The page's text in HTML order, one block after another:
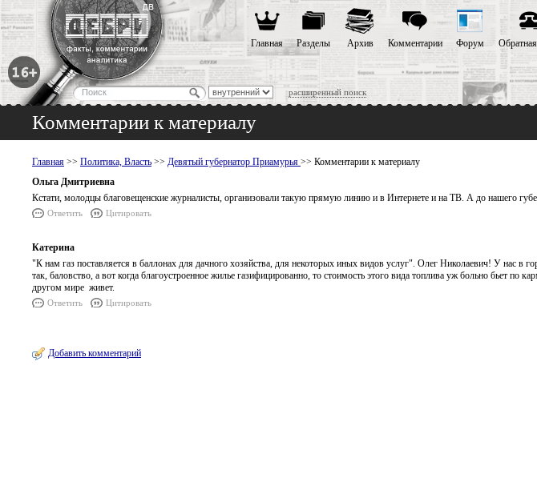
расширенный поиск
Главная Разделы Архив Комментарии Форум
Комментарии к материалу
Главная >> Политика, Власть >> Девятый губернатор Приамурья >> Комментарии к материалу
Ольга Дмитриевна
Кстати, молодцы благовещенские журналисты, организовали такую прямую линию и в Интернете и на ТВ. А до нашего
Ответить Цитировать
Катерина
"К нам газ поставляется в баллонах для дачного хозяйства, для некоторых иных видов услуг". Олег Николаевич! У нас в
так, баловство, а вот когда благоустроенное жилье газифицированно, то стоимость этого вида топлива уж больно бьет по
другом мире живет.
Ответить Цитировать
Добавить комментарий